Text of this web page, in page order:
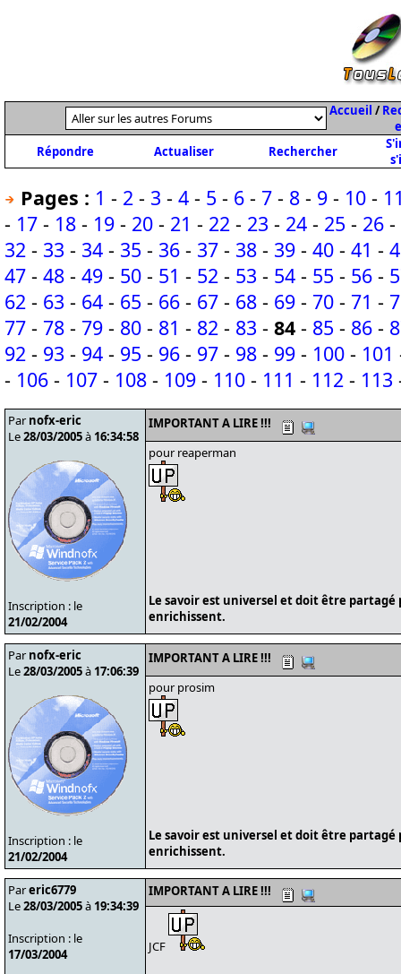
Accueil /
Répondre
Actualiser Rechercher
Pages : 1 - 2 - 3 - 4 - 5 - 6 - 7 - 8 - 9 - 10 -
- 17 - 18 - 19 - 20 - 21 - 22 - 23 - 24 - 25 - 26 -
32 - 33 - 34 - 35 - 36 - 37 - 38 - 39 - 40 - 41 -
47 - 48 - 49 - 50 - 51 - 52 - 53 - 54 - 55 - 56 -
62 - 63 - 64 - 65 - 66 - 67 - 68 - 69 - 70 - 71 -
77 - 78 - 79 - 80 - 81 - 82 - 83 - 84 - 85 - 86 -
92 - 93 - 94 - 95 - 96 - 97 - 98 - 99 - 100 - 101
- 106 - 107 - 108 - 109 - 110 - 111 - 112 - 113
Par nofx-eric
Le28/03/2005à 16:34:58
Inscription : le
21/02/2004
IMPORTANT A LIRE !!!
pour reaperman
Le savoir est universel et doit être partagé
enrichissent.
Par nofx-eric
Le28/03/2005à 17:06:39
Inscription : le
21/02/2004
IMPORTANT A LIRE !!!
pour prosim
Le savoir est universel et doit être partagé
enrichissent.
Pareric6779
Le28/03/2005à 19:34:39
Inscription : le
17/03/2004
IMPORTANT A LIRE !!!
JCF